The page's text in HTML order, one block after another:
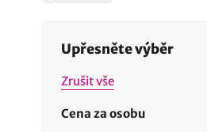
Upřesněte výběr
Zrušit vše
Cena za osobu